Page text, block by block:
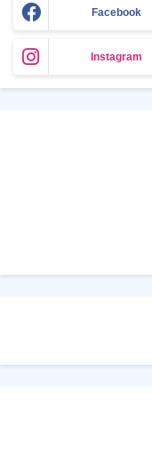
Facebook
Instagram